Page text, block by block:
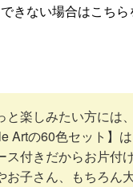
きない場合はこちら
楽しみたい方には、
Artの60色セット】
ス付きだからお片付け
お子さん、もちろん